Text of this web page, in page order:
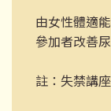
由女性體適
參加者改善
註：失禁講